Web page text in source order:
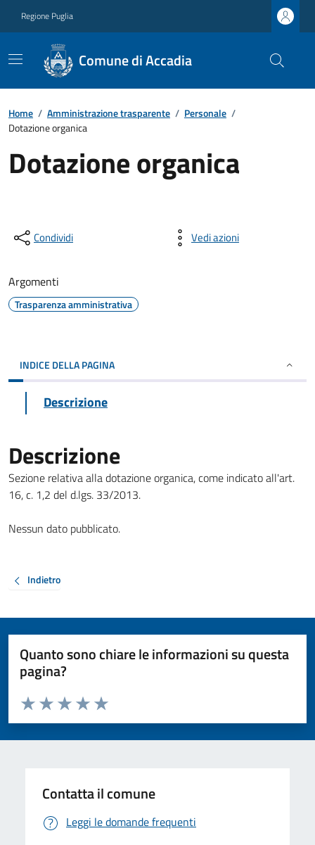
Regione Puglia
Comune di Accadia
Home / Amministrazione trasparente / Personale /
Dotazione organica
Dotazione organica
Condividi Vedi azioni
Argomenti
Trasparenza amministrativa
INDICE DELLA PAGINA
Descrizione
Descrizione
Sezione relativa alla dotazione organica, come indicato all'art.
16, c. 1,2 del d.lgs. 33/2013.
Nessun dato pubblicato.
Indietro
Quanto sono chiare le informazioni su questa
pagina?
Valuta da 1 a 5 stelle la pagina
Valuta 5 stelle su 5
Valuta 4 stelle su 5
Valuta 3 stelle su 5
Valuta 2 stelle su 5
Valuta 1 stelle su 5
Contatta il comune
Leggi le domande frequenti